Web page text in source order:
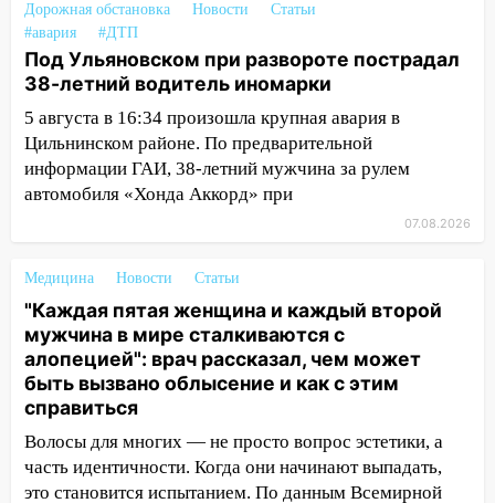
23:20 Прогноз погоды на 7 августа в
Ульяновской области
20:04 Ульяновцев приглашают на забег,
посвящённый Дню воздушного флота
России
19:12 В Ульяновской области
руководителя частной компании
наказали за сокрытие прошлого своего
18:02
В Ульяновск едут звезды
баскетбола!
17:08
Ульяновский областной суд
оставил в силе приговор руководству
«УльяновскФармации» за махинации на
3,2 млн рублей
16:09 Ветераны легкой атлетики из
Ульяновска успешно выступили на
Дорожная обстановка Новости
Статьи
#авария
#ДТП
Под Ульяновском при развороте пострадал
38-летний водитель иномарки
5 августа в 16:34 произошла крупная авария в
Цильнинском районе. По предварительной
информации ГАИ, 38-летний мужчина за рулем
автомобиля «Хонда Аккорд» при
07.08.2026
Медицина Новости Статьи
"Каждая пятая женщина и каждый второй
мужчина в мире сталкиваются с
алопецией": врач рассказал, чем может
быть вызвано облысение и как с этим
справиться
Волосы для многих — не просто вопрос эстетики, а
часть идентичности. Когда они начинают выпадать,
это становится испытанием. По данным Всемирной